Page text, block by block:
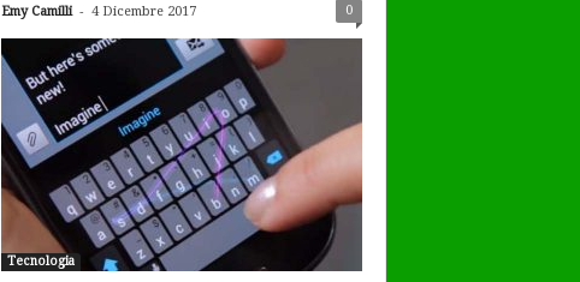
Emy Camilli - 4 Dicembre 2017 0
Tecnologia